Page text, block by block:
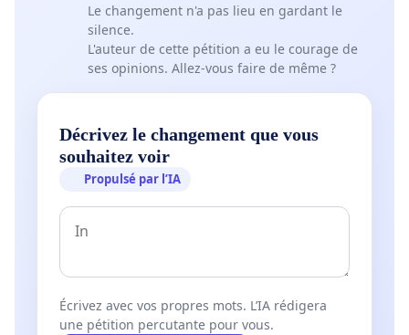
Le changement n'a pas lieu en gardant le
silence.
L'auteur de cette pétition a eu le courage de
ses opinions. Allez-vous faire de même ?
Décrivez le changement que vous
souhaitez voir
Propulsé par l’IA
Écrivez avec vos propres mots. L’IA rédigera
une pétition percutante pour vous.